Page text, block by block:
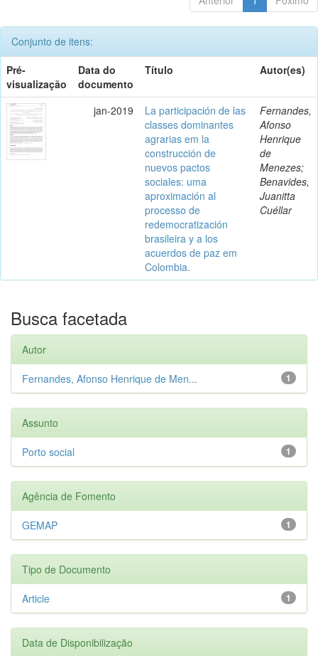
Conjunto de itens:
Pré-
visualização
Data do
documento
Título Autor(es)
jan-2019
La participación de las
classes dominantes
agrarias em la
construcción de
nuevos pactos
sociales: uma
aproximación al
processo de
redemocratización
brasileira y a los
acuerdos de paz em
Colombia.
Fernandes,
Afonso
Henrique
de
Menezes;
Benavides,
Juanitta
Cuéllar
Busca facetada
Autor
1
Fernandes, Afonso Henrique de Men...
Assunto
1
Porto social
Agência de Fomento
1
GEMAP
Tipo de Documento
1
Article
Data de Disponibilização